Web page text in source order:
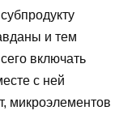
и тем
включать
с ней
микроэлементов